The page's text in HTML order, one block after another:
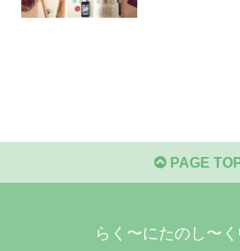
PAGE
らく〜にたのし〜